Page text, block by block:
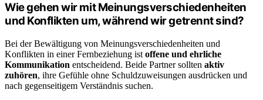
Wie gehen wir mit Meinungsverschiedenheiten
und Konflikten um, während wir getrennt sind?
Bei der Bewältigung von Meinungsverschiedenheiten und
Konflikten in einer Fernbeziehung ist offene und ehrliche
Kommunikation entscheidend. Beide Partner sollten aktiv
zuhören, ihre Gefühle ohne Schuldzuweisungen ausdrücken und
nach gegenseitigem Verständnis suchen.